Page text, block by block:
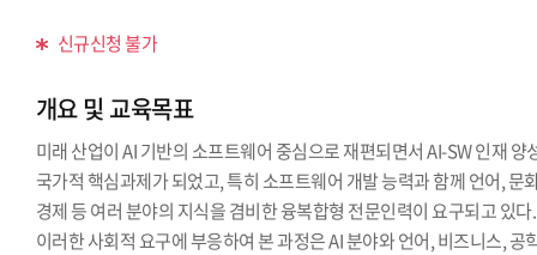
신규신청 불가
개요 및 교육목표
미래 산업이 AI 기반의 소프트웨어 중심으로 재편되면서 AI-SW 인재 양
국가적 핵심과제가 되었고, 특히 소프트웨어 개발 능력과 함께 언어, 문
경제 등 여러 분야의 지식을 겸비한 융복합형 전문인력이 요구되고 있다.
이러한 사회적 요구에 부응하여 본 과정은 AI 분야와 언어, 비즈니스, 공